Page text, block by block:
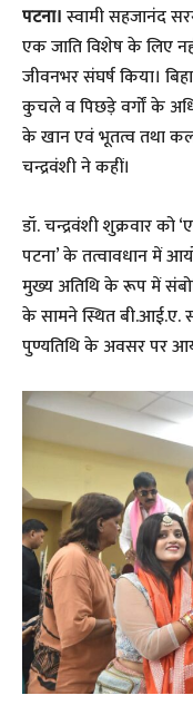
पटना।स्वामी सहजानंद
एक जाति विशेष के लिए
जीवनभर संघर्ष किया।
कुचले व पिछड़े वर्गों के
के खान एवं भूतत्व तथा
चन्द्रवंशी ने कहीं।
​डॉ. चन्द्रवंशी शुक्रवार
पटना’ के तत्वावधान में
मुख्य अतिथि के रूप में
के सामने स्थित बी.आई.ए.
पुण्यतिथि के अवसर पर